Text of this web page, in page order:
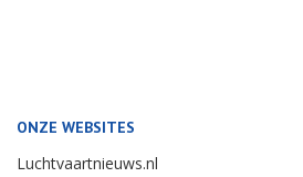
ONZE WEBSITES
Luchtvaartnieuws.nl